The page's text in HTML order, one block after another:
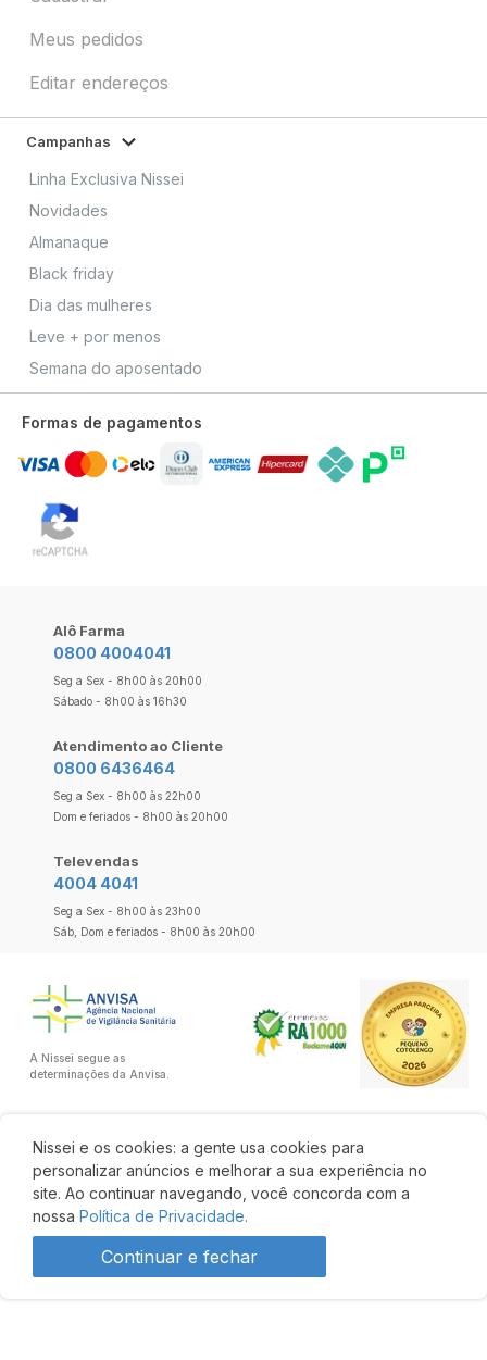
Nissei e os cookies: a gente usa cookies para
personalizar anúncios e melhorar a sua experiência no
site. Ao continuar navegando, você concorda com a
nossa Política de Privacidade.
Continuar e fechar
Meus pedidos
Editar endereços
Campanhas
Linha Exclusiva Nissei
Novidades
Almanaque
Black friday
Dia das mulheres
Leve + por menos
Semana do aposentado
Formas de pagamentos
Alô Farma
0800 4004041
Seg a Sex - 8h00 às 20h00
Sábado - 8h00 às 16h30
Atendimento ao Cliente
0800 6436464
Seg a Sex - 8h00 às 22h00
Dom e feriados - 8h00 às 20h00
Televendas
4004 4041
Seg a Sex - 8h00 às 23h00
Sáb, Dom e feriados - 8h00 às 20h00
A Nissei segue as
determinações da Anvisa.